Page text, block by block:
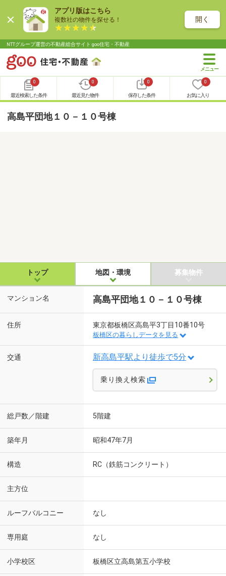
アプリ版はこちら
複数社の物件を探せる！ 開く
NTTグループ運営の不動産総合サイト goo住宅・不動産
0
最近検索した条件
0
最近見た物件
0
保存した条件
0
お気に入り
高島平団地１０－１０号棟
トップ 地図・環境 募集物件
マンション名 高島平団地１０－１０号棟
住所 東京都板橋区高島平3丁目10番10号
板橋区の暮らしデータを見る
交通 新高島平駅より徒歩で5分
乗り換え検索
総戸数／階建 5階建
築年月 昭和47年7月
構造 RC（鉄筋コンクリート）
主方位
ルーフバルコニー なし
専用庭 なし
小学校区 板橋区立高島第五小学校